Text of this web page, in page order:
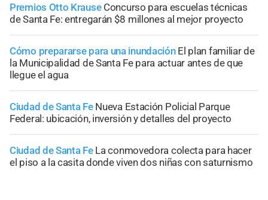
Premios Otto Krause Concurso para escuelas técnicas
de Santa Fe: entregarán $8 millones al mejor proyecto
Cómo prepararse para una inundación El plan familiar de
la Municipalidad de Santa Fe para actuar antes de que
llegue el agua
Ciudad de Santa Fe Nueva Estación Policial Parque
Federal: ubicación, inversión y detalles del proyecto
Ciudad de Santa Fe La conmovedora colecta para hacer
el piso a la casita donde viven dos niñas con saturnismo